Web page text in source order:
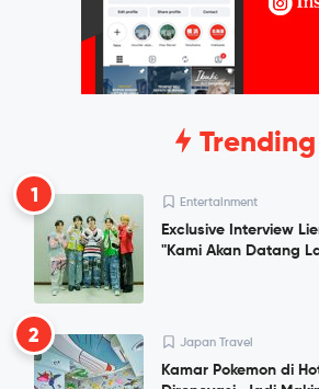
Trending
1 Entertainment
Exclusive Interview
"Kami Akan Datang
2 Japan Travel
Kamar Pokemon di